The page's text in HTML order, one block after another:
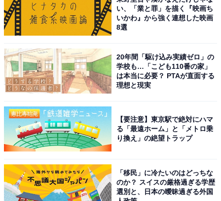
い、「業と罪」を描く『映画ち
いかわ』から強く連想した映画
8選
20年間「駆け込み実績ゼロ」の
学校も…「こども110番の家」
は本当に必要？ PTAが直面する
理想と現実
【要注意】東京駅で絶対にハマ
る「最遠ホーム」と「メトロ乗
り換え」の絶望トラップ
「移民」に冷たいのはどっちな
のか？ スイスの厳格過ぎる学歴
選別と、日本の曖昧過ぎる外国